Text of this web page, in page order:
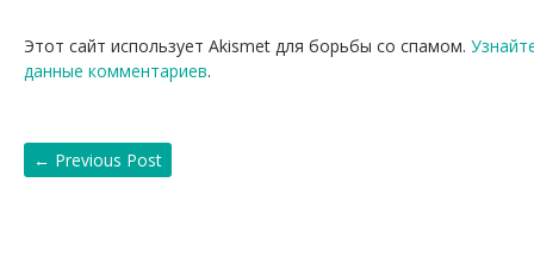
Этот сайт использует Akismet для борьбы со спамом.
данные комментариев.
← Previous Post